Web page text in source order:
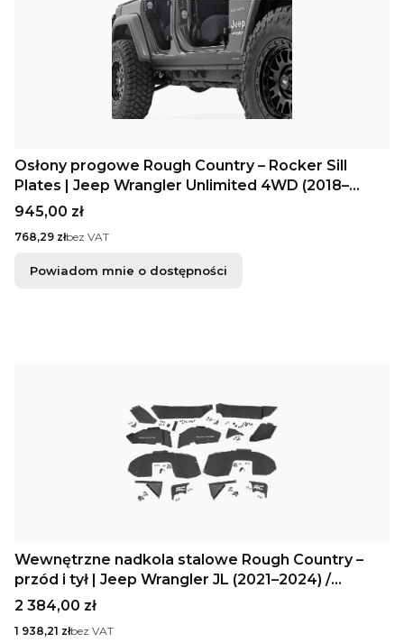
Osłony progowe Rough Country – Rocker Sill
Plates | Jeep Wrangler Unlimited 4WD (2018–
2025)
Cena
945,00 zł
Cena
768,29 złbez VAT
Powiadom mnie o dostępności
Wewnętrzne nadkola stalowe Rough Country –
przód i tył | Jeep Wrangler JL (2021–2024) /
Wrangler Unlimited (2018–2025)
Cena
2 384,00 zł
Cena
1 938,21 złbez VAT